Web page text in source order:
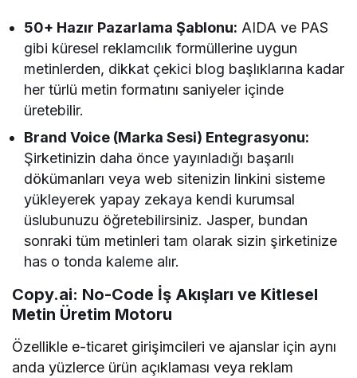
50+ Hazır Pazarlama Şablonu: AIDA ve PAS
gibi küresel reklamcılık formüllerine uygun
metinlerden, dikkat çekici blog başlıklarına kadar
her türlü metin formatını saniyeler içinde
üretebilir.
Brand Voice (Marka Sesi) Entegrasyonu:
Şirketinizin daha önce yayınladığı başarılı
dökümanları veya web sitenizin linkini sisteme
yükleyerek yapay zekaya kendi kurumsal
üslubunuzu öğretebilirsiniz. Jasper, bundan
sonraki tüm metinleri tam olarak sizin şirketinize
has o tonda kaleme alır.
Copy.ai: No-Code İş Akışları ve Kitlesel
Metin Üretim Motoru
Özellikle e-ticaret girişimcileri ve ajanslar için aynı
anda yüzlerce ürün açıklaması veya reklam